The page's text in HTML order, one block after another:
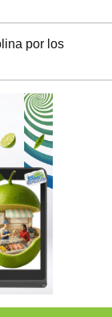
por los